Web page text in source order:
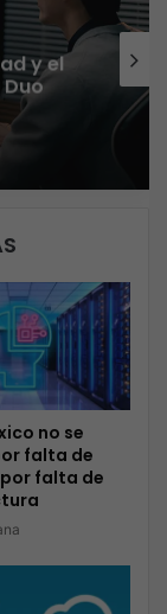
no se
falta de
falta de